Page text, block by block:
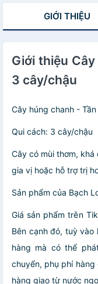
GIỚI THIỆU
Giới thiệu
3 cây/chậu
Cây húng chanh -
Qui cách: 3 cây/chậu
Cây có mùi thơm,
gia vị hoặc hỗ trợ trị
Sản phẩm của Bạch
Giá sản phẩm trên
Bên cạnh đó, tuỳ vào
hàng mà có thể
chuyển, phụ phí
hàng giao từ nước